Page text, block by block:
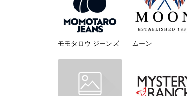
モモタロウ ジーンズ ムーン